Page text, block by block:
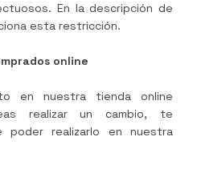
En la descripción de
esta restricción.
online
en nuestra tienda online
realizar un cambio, te
poder realizarlo en nuestra